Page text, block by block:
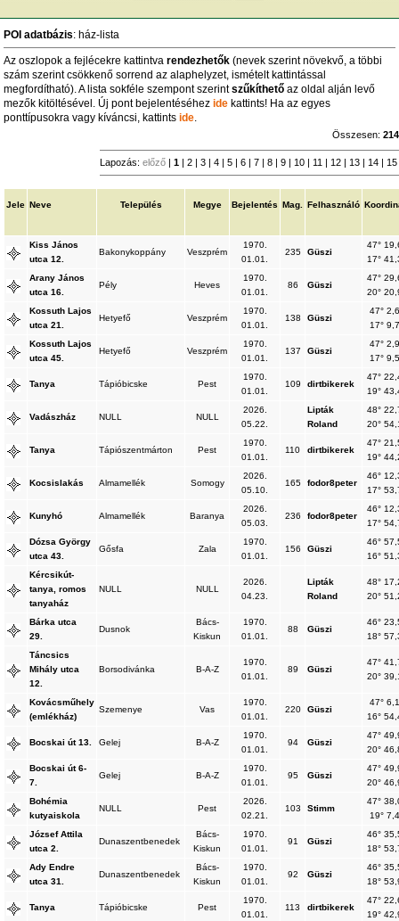
POI adatbázis: ház-lista
Az oszlopok a fejlécekre kattintvarendezhetők (nevek szerint növekvő, a többi
szám szerint csökkenő sorrend az alaphelyzet, ismételt kattintással
megfordítható). A lista sokféle szempont szerintszűkíthető az oldal alján levő
mezők kitöltésével. Új pont bejelentéséhezide kattints! Ha az egyes
ponttípusokra vagy kíváncsi, kattintside.
Összesen:
Lapozás:előző |1 2 3 4 5 6 7 8 9 10 11 12 13 14
Jele Neve Település Megye Bejelentés Mag. Felhasználó
Kiss János
utca 12.
Bakonykoppány Veszprém
1970.
01.01.
235 Güszi
47°
17°
Arany János
utca 16.
Pély Heves
1970.
01.01.
86 Güszi
47°
20°
Kossuth Lajos
utca 21.
Hetyefő Veszprém
1970.
01.01.
138 Güszi
47°
17°
Kossuth Lajos
utca 45.
Hetyefő Veszprém
1970.
01.01.
137 Güszi
47°
17°
Tanya Tápióbicske Pest
1970.
01.01.
109 dirtbikerek
47°
19°
Vadászház NULL NULL
2026.
05.22.
Lipták
Roland
48°
20°
Tanya Tápiószentmárton Pest
1970.
01.01.
110 dirtbikerek
47°
19°
Kocsislakás Almamellék Somogy
2026.
05.10.
165 fodor8peter
46°
17°
Kunyhó Almamellék Baranya
2026.
05.03.
236 fodor8peter
46°
17°
Dózsa György
utca 43.
Gősfa Zala
1970.
01.01.
156 Güszi
46°
16°
Kércsikút-
tanya, romos
tanyaház
NULL NULL
2026.
04.23.
Lipták
Roland
48°
20°
Bárka utca
29.
Dusnok
Bács-
Kiskun
1970.
01.01.
88 Güszi
46°
18°
Táncsics
Mihály utca
12.
Borsodivánka B-A-Z
1970.
01.01.
89 Güszi
47°
20°
Kovácsműhely
(emlékház)
Szemenye Vas
1970.
01.01.
220 Güszi
47°
16°
Bocskai út 13. Gelej B-A-Z
1970.
01.01.
94 Güszi
47°
20°
Bocskai út 6-
7.
Gelej B-A-Z
1970.
01.01.
95 Güszi
47°
20°
Bohémia
kutyaiskola
NULL Pest
2026.
02.21.
103 Stimm
47°
19°
József Attila
utca 2.
Dunaszentbenedek
Bács-
Kiskun
1970.
01.01.
91 Güszi
46°
18°
Ady Endre
utca 31.
Dunaszentbenedek
Bács-
Kiskun
1970.
01.01.
92 Güszi
46°
18°
Tanya Tápióbicske Pest
1970.
01.01.
113 dirtbikerek
47°
19°